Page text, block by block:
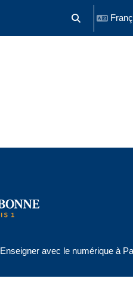
Activer/
Enseigner avec le numérique à